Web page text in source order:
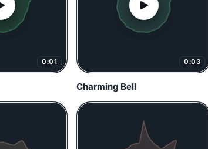
0:01 0:03
Charming Bell